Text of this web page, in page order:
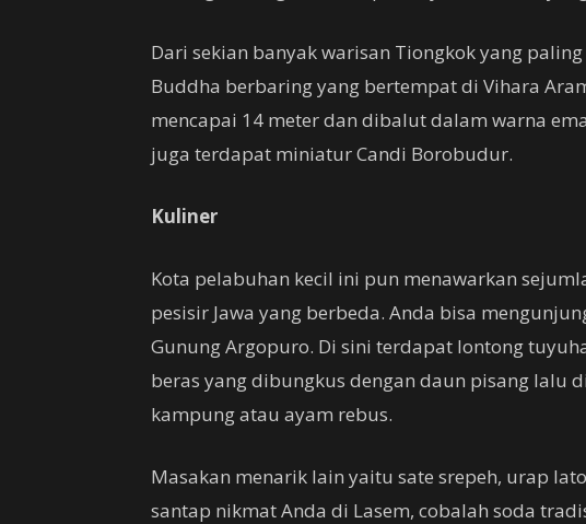
Dari sekian banyak warisan Tiongkok yang
Buddha berbaring yang bertempat di Vihara
mencapai 14 meter dan dibalut dalam warna
juga terdapat miniatur Candi Borobudur.
Kuliner
Kota pelabuhan kecil ini pun menawarkan
pesisir Jawa yang berbeda. Anda bisa
Gunung Argopuro. Di sini terdapat lontong
beras yang dibungkus dengan daun pisang lalu
kampung atau ayam rebus.
Masakan menarik lain yaitu sate srepeh, urap
santap nikmat Anda di Lasem, cobalah soda